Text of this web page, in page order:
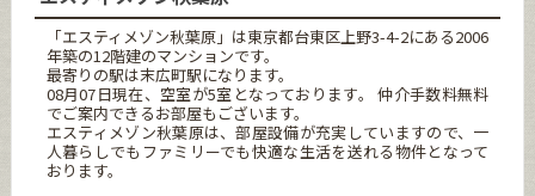
「エスティメゾン秋葉原」は東京都台東区上野3-4-2にある2006
年築の12階建のマンションです。
最寄りの駅は末広町駅になります。
08月07日現在、空室が5室となっております。 仲介手数料無料
でご案内できるお部屋もございます。
エスティメゾン秋葉原は、部屋設備が充実していますので、一
人暮らしでもファミリーでも快適な生活を送れる物件となって
おります。